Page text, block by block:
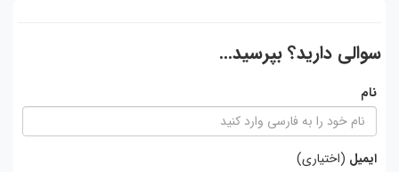
سوالی دارید؟ بپرسید...
نام
ایمیل (اختیاری)